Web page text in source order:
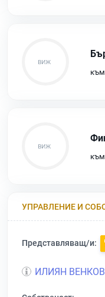
към
към
УПРАВЛЕНИЕ И
Представляващ/и:
ИЛИЯН